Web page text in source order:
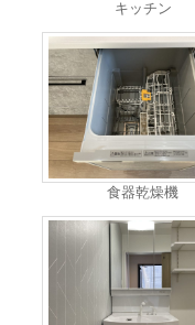
キッチン
食器乾燥機